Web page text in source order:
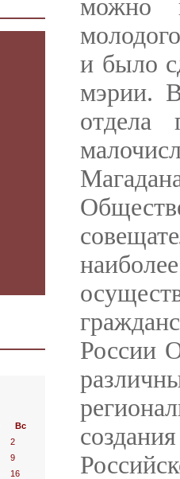
Вс
2
9
16
можно
и было
мэрии.
отдела
России